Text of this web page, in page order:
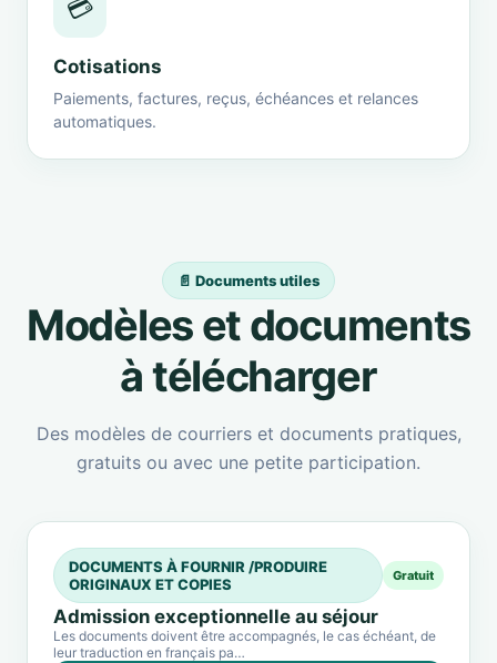
💳
Cotisations
Paiements, factures, reçus, échéances et relances
automatiques.
📄 Documents utiles
Modèles et documents
à télécharger
Des modèles de courriers et documents pratiques,
gratuits ou avec une petite participation.
DOCUMENTS À FOURNIR /PRODUIRE
ORIGINAUX ET COPIES
Gratuit
Admission exceptionnelle au séjour
Les documents doivent être accompagnés, le cas échéant, de
leur traduction en français pa…